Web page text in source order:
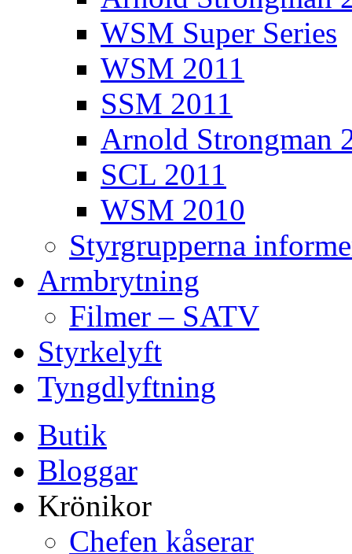
WSM Super Series
WSM 2011
SSM 2011
Arnold Strongman
SCL 2011
WSM 2010
Styrgrupperna
Armbrytning
Filmer – SATV
Styrkelyft
Tyngdlyftning
Butik
Bloggar
Krönikor
Chefen kåserar